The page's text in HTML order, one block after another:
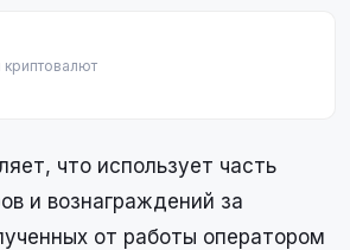
криптовалют
что использует часть
и вознаграждений за
от работы оператором